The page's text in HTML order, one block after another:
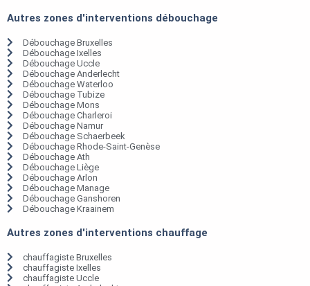
Autres zones d'interventions débouchage
Débouchage Bruxelles
Débouchage Ixelles
Débouchage Uccle
Débouchage Anderlecht
Débouchage Waterloo
Débouchage Tubize
Débouchage Mons
Débouchage Charleroi
Débouchage Namur
Débouchage Schaerbeek
Débouchage Rhode-Saint-Genèse
Débouchage Ath
Débouchage Liège
Débouchage Arlon
Débouchage Manage
Débouchage Ganshoren
Débouchage Kraainem
Autres zones d'interventions chauffage
chauffagiste Bruxelles
chauffagiste Ixelles
chauffagiste Uccle